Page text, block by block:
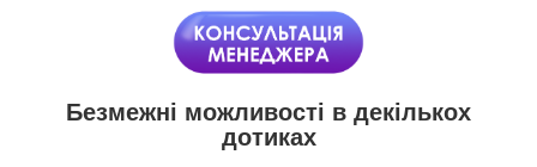
Безмежні можливості в декількох
дотиках